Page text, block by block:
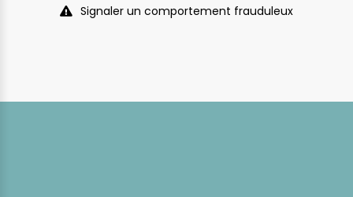
Signaler un comportement frauduleux